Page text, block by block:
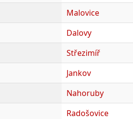
Malovice
Dalovy
Střezimíř
Jankov
Nahoruby
Radošovice